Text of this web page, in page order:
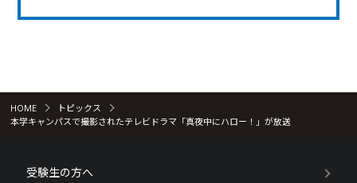
HOME
トピックス
本学キャンパスで撮影されたテレビドラマ「真夜中にハロー！」が放送
受験生の方へ